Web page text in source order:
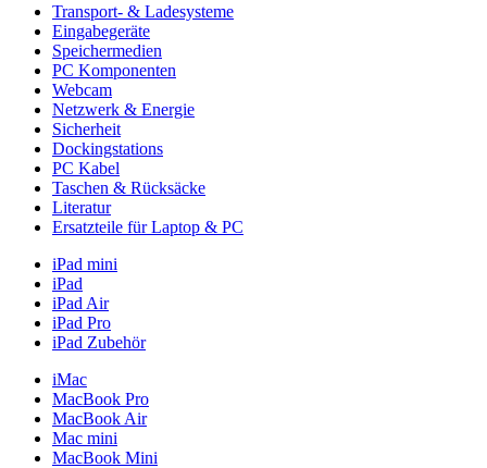
Transport- & Ladesysteme
Eingabegeräte
Speichermedien
PC Komponenten
Webcam
Netzwerk & Energie
Sicherheit
Dockingstations
PC Kabel
Taschen & Rücksäcke
Literatur
Ersatzteile für Laptop & PC
iPad mini
iPad
iPad Air
iPad Pro
iPad Zubehör
iMac
MacBook Pro
MacBook Air
Mac mini
MacBook Mini